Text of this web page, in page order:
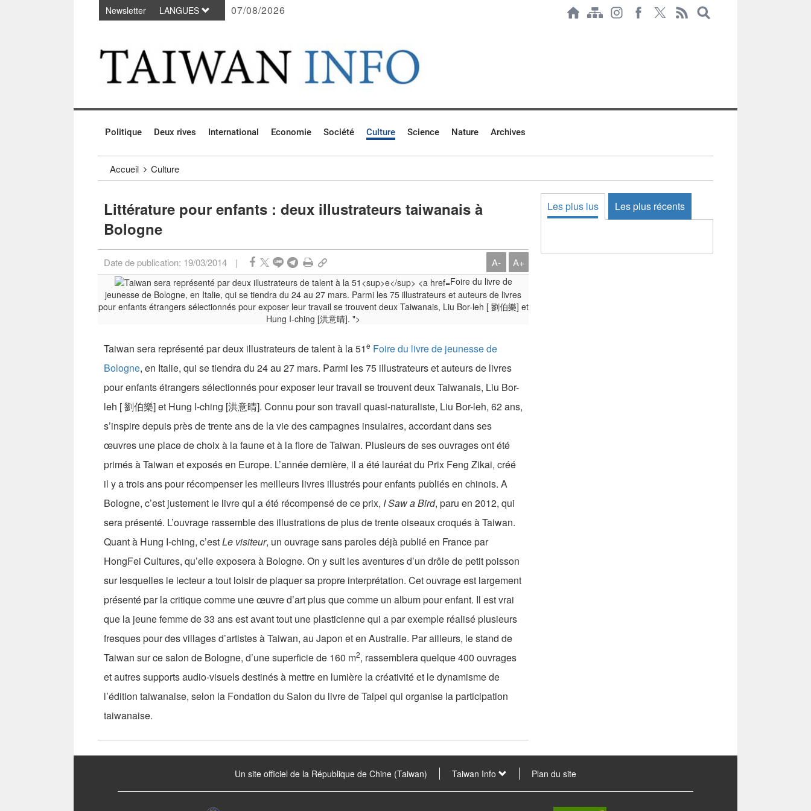
Passer au contenu principal
Newsletter LANGUES 07/08/2026
Politique Deux rives International Economie Société Culture Science Nature Archives
Accueil Culture
Littérature pour enfants : deux illustrateurs taiwanais à
Bologne
Date de publication: 19/03/2014 | A- A+
Foire du livre de
jeunesse de Bologne, en Italie, qui se tiendra du 24 au 27 mars. Parmi les 75 illustrateurs et auteurs de livres
pour enfants étrangers sélectionnés pour exposer leur travail se trouvent deux Taiwanais, Liu Bor-leh [ 劉伯樂] et
Hung I-ching [洪意晴]. ">
Taiwan sera représenté par deux illustrateurs de talent à la 51e Foire du livre de jeunesse de
Bologne, en Italie, qui se tiendra du 24 au 27 mars. Parmi les 75 illustrateurs et auteurs de livres
pour enfants étrangers sélectionnés pour exposer leur travail se trouvent deux Taiwanais, Liu Bor-
leh [ 劉伯樂] et Hung I-ching [洪意晴]. Connu pour son travail quasi-naturaliste, Liu Bor-leh, 62 ans,
s’inspire depuis près de trente ans de la vie des campagnes insulaires, accordant dans ses
œuvres une place de choix à la faune et à la flore de Taiwan. Plusieurs de ses ouvrages ont été
primés à Taiwan et exposés en Europe. L’année dernière, il a été lauréat du Prix Feng Zikai, créé
il y a trois ans pour récompenser les meilleurs livres illustrés pour enfants publiés en chinois. A
Bologne, c’est justement le livre qui a été récompensé de ce prix, I Saw a Bird, paru en 2012, qui
sera présenté. L’ouvrage rassemble des illustrations de plus de trente oiseaux croqués à Taiwan.
Quant à Hung I-ching, c’estLe visiteur, un ouvrage sans paroles déjà publié en France par
HongFei Cultures, qu’elle exposera à Bologne. On y suit les aventures d’un drôle de petit poisson
sur lesquelles le lecteur a tout loisir de plaquer sa propre interprétation. Cet ouvrage est largement
présenté par la critique comme une œuvre d’art plus que comme un album pour enfant. Il est vrai
que la jeune femme de 33 ans est avant tout une plasticienne qui a par exemple réalisé plusieurs
fresques pour des villages d’artistes à Taiwan, au Japon et en Australie. Par ailleurs, le stand de
Taiwan sur ce salon de Bologne, d’une superficie de 160 m2, rassemblera quelque 400 ouvrages
et autres supports audio-visuels destinés à mettre en lumière la créativité et le dynamisme de
l’édition taiwanaise, selon la Fondation du Salon du livre de Taipei qui organise la participation
taiwanaise.
Les plus lus Les plus récents
Un site officiel de la République de Chine (Taiwan) Taiwan Info Plan du site